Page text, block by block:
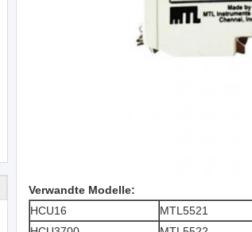
Verwandte Modelle:
HCU16
MTL5521